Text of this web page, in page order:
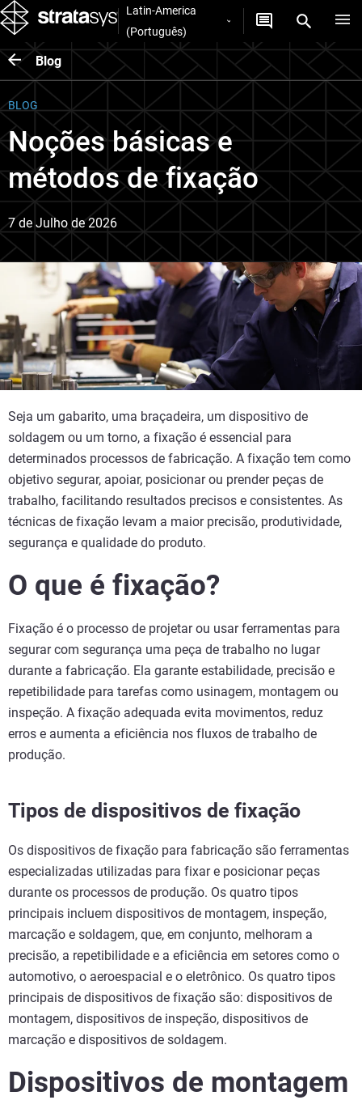
Latin-America
(Português)
Blog
BLOG
Noções básicas e
métodos de fixação
7 de Julho de 2026
Seja um gabarito, uma braçadeira, um dispositivo de
soldagem ou um torno, a fixação é essencial para
determinados processos de fabricação. A fixação tem como
objetivo segurar, apoiar, posicionar ou prender peças de
trabalho, facilitando resultados precisos e consistentes. As
técnicas de fixação levam a maior precisão, produtividade,
segurança e qualidade do produto.
O que é fixação?
Fixação é o processo de projetar ou usar ferramentas para
segurar com segurança uma peça de trabalho no lugar
durante a fabricação. Ela garante estabilidade, precisão e
repetibilidade para tarefas como usinagem, montagem ou
inspeção. A fixação adequada evita movimentos, reduz
erros e aumenta a eficiência nos fluxos de trabalho de
produção.
Tipos de dispositivos de fixação
Os dispositivos de fixação para fabricação são ferramentas
especializadas utilizadas para fixar e posicionar peças
durante os processos de produção. Os quatro tipos
principais incluem dispositivos de montagem, inspeção,
marcação e soldagem, que, em conjunto, melhoram a
precisão, a repetibilidade e a eficiência em setores como o
automotivo, o aeroespacial e o eletrônico. Os quatro tipos
principais de dispositivos de fixação são: dispositivos de
montagem, dispositivos de inspeção, dispositivos de
marcação e dispositivos de soldagem.
Dispositivos de montagem